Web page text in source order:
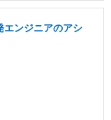
エンジニアのアシ